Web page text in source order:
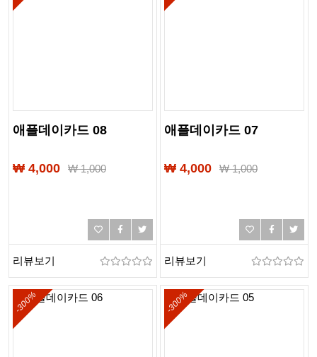
애플데이카드 08
₩ 4,000 ₩1,000
리뷰보기
애플데이카드 07
₩ 4,000 ₩1,000
리뷰보기
-300% -300%